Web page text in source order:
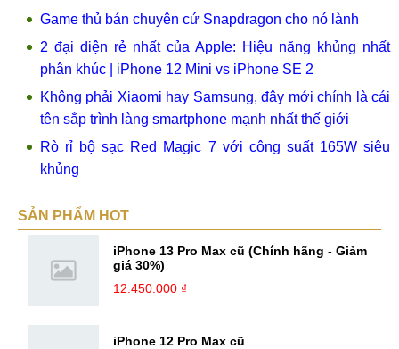
Game thủ bán chuyên cứ Snapdragon cho nó lành
2 đại diện rẻ nhất của Apple: Hiệu năng khủng nhất
phân khúc | iPhone 12 Mini vs iPhone SE 2
Không phải Xiaomi hay Samsung, đây mới chính là cái
tên sắp trình làng smartphone mạnh nhất thế giới
Rò rỉ bộ sạc Red Magic 7 với công suất 165W siêu
khủng
SẢN PHẨM HOT
iPhone 13 Pro Max cũ (Chính hãng - Giảm
giá 30%)
12.450.000 ₫
iPhone 12 Pro Max cũ